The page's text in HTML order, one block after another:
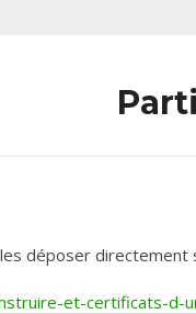
déposer directement
et-certificats-d-